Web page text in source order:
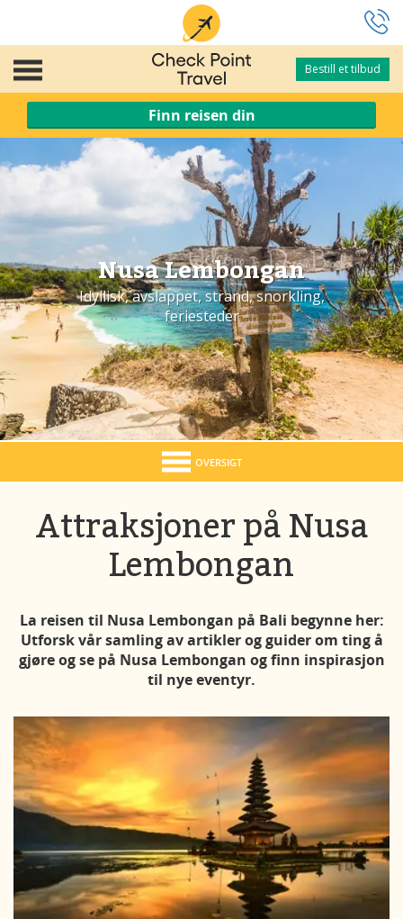
Bestill et tilbud
Bestill et tilbud
Finn reisen din
Nusa Lembongan
Idyllisk, avslappet, strand, snorkling,
feriesteder
OVERSIGT
Attraksjoner på Nusa
Lembongan
La reisen til Nusa Lembongan på Bali begynne her:
Utforsk vår samling av artikler og guider om ting å
gjøre og se på Nusa Lembongan og finn inspirasjon
til nye eventyr.